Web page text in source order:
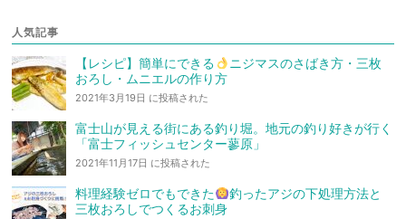
人気記事
【レシピ】簡単にできる
ニジマスのさばき方・三枚
おろし・ムニエルの作り方
2021年3月19日 に投稿された
富士山が見える街にある釣り堀。地元の釣り好きが行く
「富士フィッシュセンター蓼原」
2021年11月17日 に投稿された
料理経験ゼロでもできた
釣ったアジの下処理方法と
三枚おろしでつくるお刺身